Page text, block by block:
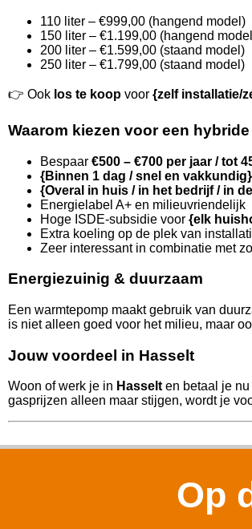
110 liter – €999,00 (hangend model)
150 liter – €1.199,00 (hangend
200 liter – €1.599,00 (staand model)
250 liter – €1.799,00 (staand model)
👉 Ook los te koop voor {zelf installatie/
Waarom kiezen voor een
Bespaar €500 – €700 per jaar / tot
{Binnen 1 dag / snel en vakkundig}
{Overal in huis / in het bedrijf / in
Energielabel A+ en milieuvriendelijk
Hoge ISDE-subsidie voor {elk
Extra koeling op de plek van
Zeer interessant in combinatie met
Energiezuinig & duurzaam
Een warmtepomp maakt gebruik van
is niet alleen goed voor het milieu, maar
Jouw voordeel in Hasselt
Woon of werk je in Hasselten betaal je nu
gasprijzen alleen maar stijgen, wordt je
Op